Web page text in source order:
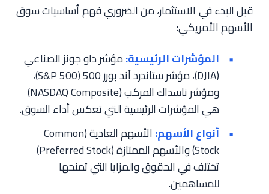
قبل البدء في الاستثمار، من الضروري فهم أساسيات سوق
الأسهم الأمريكي:
المؤشرات الرئيسية:مؤشر داو جونز الصناعي
(DJIA)، مؤشر ستاندرد آند بورز 500 (S&P 500)،
ومؤشر ناسداك المركب (NASDAQ Composite)
هي المؤشرات الرئيسية التي تعكس أداء السوق.
أنواع الأسهم:
الأسهم العادية (Common
Stock) والأسهم الممتازة (Preferred Stock)
تختلف في الحقوق والمزايا التي تمنحها
للمساهمين.